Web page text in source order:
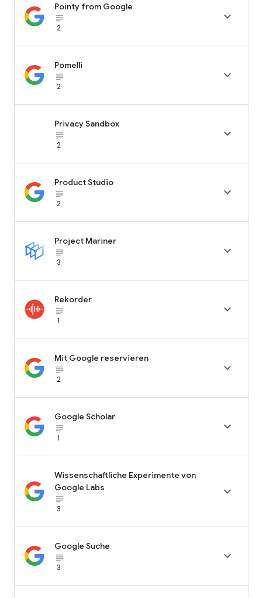
Pointy from Google
subject_black
2

Pomelli
subject_black
2

Privacy Sandbox
subject_black
2

Product Studio
subject_black
2

Project Mariner
subject_black
3

Rekorder
subject_black
1

Mit Google reservieren
subject_black
2

Google Scholar
subject_black
1

Wissenschaftliche Experimente von
Google Labs
subject_black
3

Google Suche
subject_black
3
